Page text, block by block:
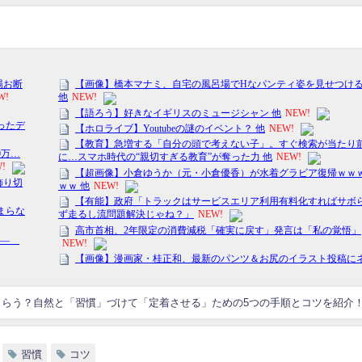
う？自然と「習慣」づけて「定着させる」ための5つの手順とコツを紹介
習慣 コツ